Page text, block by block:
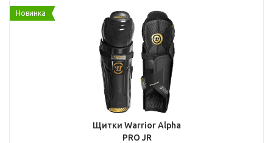
Новинка
Щитки Warrior Alpha
PRO JR